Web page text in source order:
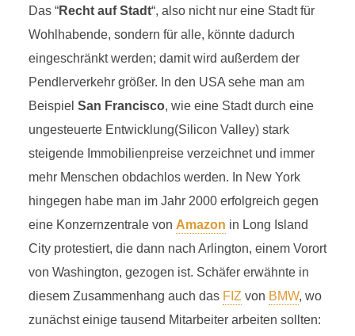
Das “Recht auf Stadt“, also nicht nur eine Stadt für
Wohlhabende, sondern für alle, könnte dadurch
eingeschränkt werden; damit wird außerdem der
Pendlerverkehr größer. In den USA sehe man am
Beispiel San Francisco, wie eine Stadt durch eine
ungesteuerte Entwicklung(Silicon Valley) stark
steigende Immobilienpreise verzeichnet und immer
mehr Menschen obdachlos werden. In New York
hingegen habe man im Jahr 2000 erfolgreich gegen
eine Konzernzentrale von Amazon in Long Island
City protestiert, die dann nach Arlington, einem Vorort
von Washington, gezogen ist. Schäfer erwähnte in
diesem Zusammenhang auch das FIZ von BMW, wo
zunächst einige tausend Mitarbeiter arbeiten sollten: